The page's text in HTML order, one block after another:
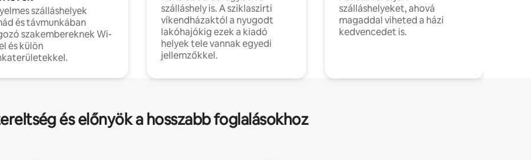
szálláshelyek
és távmunkában
szakembereknek Wi-
és külön
szálláshely is. A sziklaszirti
víkendházaktól a nyugodt
lakóhajókig ezek a kiadó
helyek tele vannak egyedi
jellemzőkkel.
szálláshelyeket, ahová
magaddal viheted a házi
kedvencedet is.
és előnyök a hosszabb foglalásokhoz